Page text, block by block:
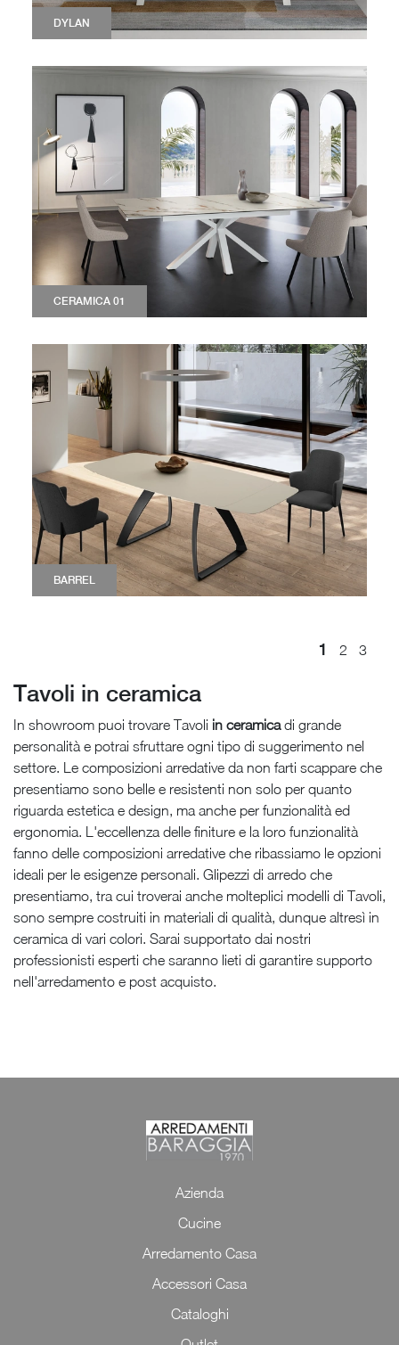
DYLAN
CERAMICA 01
BARREL
1 2 3
Tavoli in ceramica
In showroom puoi trovare Tavoli in ceramicadi grande
personalità e potrai sfruttare ogni tipo di suggerimento nel
settore. Le composizioni arredative da non farti scappare che
presentiamo sono belle e resistenti non solo per quanto
riguarda estetica e design, ma anche per funzionalità ed
ergonomia. L'eccellenza delle finiture e la loro funzionalità
fanno delle composizioni arredative che ribassiamo le opzioni
ideali per le esigenze personali. Glipezzi di arredo che
presentiamo, tra cui troverai anche molteplici modelli di Tavoli,
sono sempre costruiti in materiali di qualità, dunque altresì in
ceramica di vari colori. Sarai supportato dai nostri
professionisti esperti che saranno lieti di garantire supporto
nell'arredamento e post acquisto.
Azienda
Cucine
Arredamento Casa
Accessori Casa
Cataloghi